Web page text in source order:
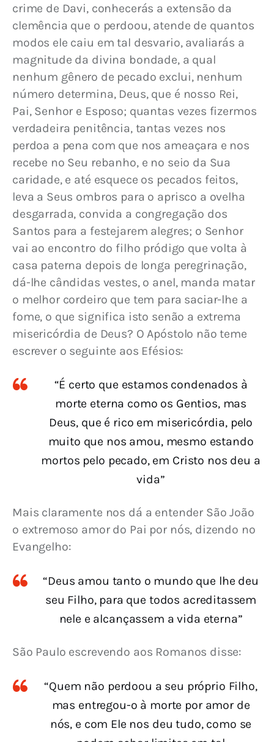
crime de Davi, conhecerás a extensão da
clemência que o perdoou, atende de quantos
modos ele caiu em tal desvario, avaliarás a
magnitude da divina bondade, a qual
nenhum gênero de pecado exclui, nenhum
número determina, Deus, que é nosso Rei,
Pai, Senhor e Esposo; quantas vezes fizermos
verdadeira penitência, tantas vezes nos
perdoa a pena com que nos ameaçara e nos
recebe no Seu rebanho, e no seio da Sua
caridade, e até esquece os pecados feitos,
leva a Seus ombros para o aprisco a ovelha
desgarrada, convida a congregação dos
Santos para a festejarem alegres; o Senhor
vai ao encontro do filho pródigo que volta à
casa paterna depois de longa peregrinação,
dá-lhe cândidas vestes, o anel, manda matar
o melhor cordeiro que tem para saciar-lhe a
fome, o que significa isto senão a extrema
misericórdia de Deus? O Apóstolo não teme
escrever o seguinte aos Efésios:
“É certo que estamos condenados à
morte eterna como os Gentios, mas
Deus, que é rico em misericórdia, pelo
muito que nos amou, mesmo estando
mortos pelo pecado, em Cristo nos deu a
vida”
Mais claramente nos dá a entender São João
o extremoso amor do Pai por nós, dizendo no
Evangelho:
“Deus amou tanto o mundo que lhe deu
seu Filho, para que todos acreditassem
nele e alcançassem a vida eterna”
São Paulo escrevendo aos Romanos disse:
“Quem não perdoou a seu próprio Filho,
mas entregou-o à morte por amor de
nós, e com Ele nos deu tudo, como se